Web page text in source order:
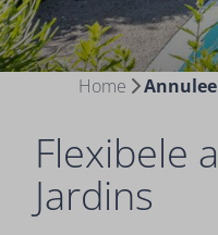
Home
Flexibele
Jardins